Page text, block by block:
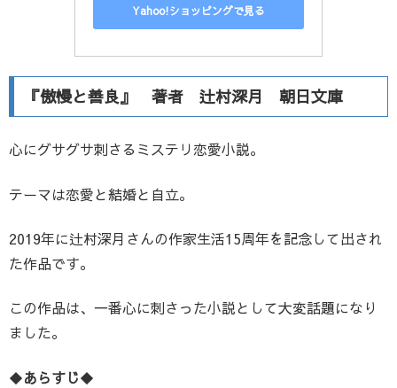
Yahoo!ショッピングで見る
『傲慢と善良』 著者 辻村深月 朝日文庫
心にグサグサ刺さるミステリ恋愛小説。
テーマは恋愛と結婚と自立。
2019年に辻村深月さんの作家生活15周年を記念して出され
た作品です。
この作品は、一番心に刺さった小説として大変話題になり
ました。
◆あらすじ◆